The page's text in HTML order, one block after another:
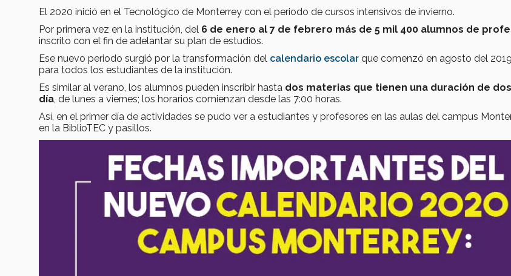
El 2020 inició en el Tecnológico de Monterrey con el periodo de cursos intensivos de invierno.
Por primera vez en la institución, del 6 de enero al 7 de febrero más de 5 mil 400 alumnos de
inscrito con el fin de adelantar su plan de estudios.
Ese nuevo periodo surgió por la transformación del calendario escolar que comenzó en agosto del
para todos los estudiantes de la institución.
Es similar al verano, los alumnos pueden inscribir hasta dos materias que tienen una duración de
día , de lunes a viernes; los horarios comienzan desde las 7:00 horas.
Así, en el primer día de actividades se pudo ver a estudiantes y profesores en las aulas del campus
en la BiblioTEC y pasillos.